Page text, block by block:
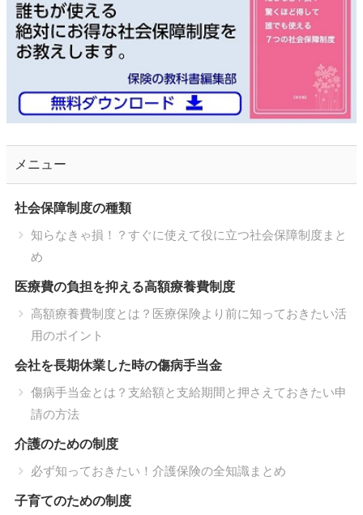
メニュー
社会保障制度の種類
知らなきゃ損！？すぐに使えて役に立つ社会保障制度まと
め
医療費の負担を抑える高額療養費制度
高額療養費制度とは？医療保険より前に知っておきたい活
用のポイント
会社を長期休業した時の傷病手当金
傷病手当金とは？支給額と支給期間と押さえておきたい申
請の方法
介護のための制度
必ず知っておきたい！介護保険の全知識まとめ
子育てのための制度